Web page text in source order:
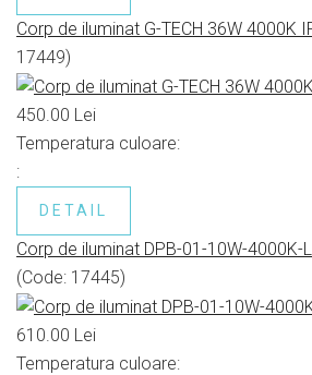
Corp de iluminat G-TECH 36W 4000K
17449)
450.00 Lei
Temperatura culoare:
:
DETAIL
Corp de iluminat DPB-01-10W-4000K-
(Code: 17445)
610.00 Lei
Temperatura culoare: